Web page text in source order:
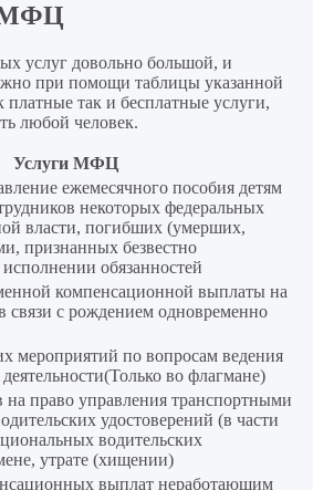
МФЦ
услуг довольно большой, и
при помощи таблицы указанной
так и бесплатные услуги,
любой человек.
Услуги МФЦ
ежемесячного пособия детям
некоторых федеральных
власти, погибших (умерших,
признанных безвестно
обязанностей
компенсационной выплаты на
связи с рождением одновременно
мероприятий по вопросам ведения
во флагмане)
на право управления транспортными
удостоверений (в части
водительских
утрате (хищении)
выплат неработающим